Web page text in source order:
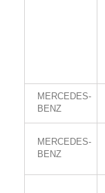
MERCEDES-
BENZ
MERCEDES-
BENZ